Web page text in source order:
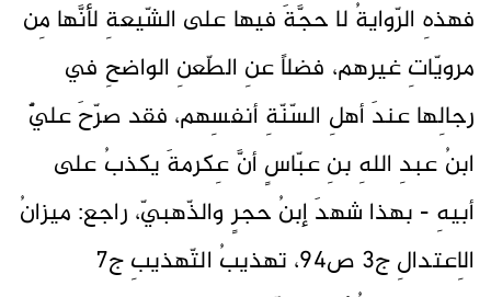
فهذهِ الرّوايةُ لا حجَّةَ فيها على الشّيعةِ لأنَّها مِن
مرويّاتِ غيرهم، فضلاً عنِ الطّعنِ الواضحِ في
رجالِها عندَ أهلِ السّنّةِ أنفسِهم، فقد صرّحَ عليٌّ
ابنُ عبدِ اللهِ بنِ عبّاسٍ أنَّ عِكرمةَ يكذبُ على
أبيهِ - بهذا شهدَ إبنُ حجرٍ والذّهبيّ، راجع: ميزانُ
الاِعتدالِ ج3 ص94، تهذيبُ التّهذيبِ ج7